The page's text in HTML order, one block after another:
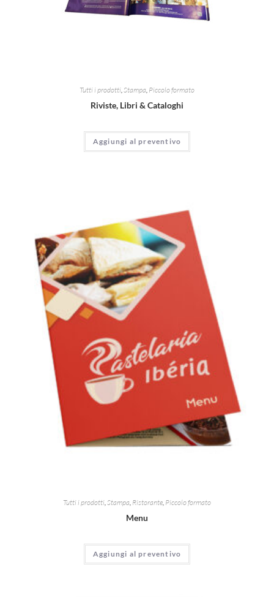
Tutti i prodotti,Stampa, Piccolo formato
Riviste, Libri & Cataloghi
Aggiungi al preventivo
Tutti i prodotti Stampa Ristorante Piccolo formato
Menu
Aggiungi al preventivo